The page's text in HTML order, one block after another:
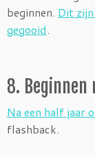
beginnen. Dit
gegooid.
8. Beginnen
Na een half jaar
flashback.